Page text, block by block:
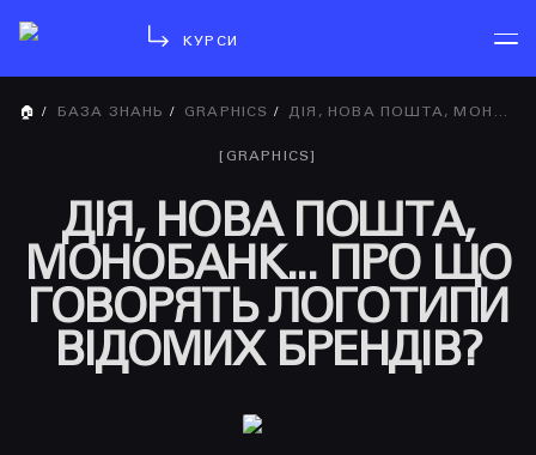
КУРСИ
🏠 / БАЗА ЗНАНЬ / GRAPHICS / ДІЯ, НОВА ПОШТА, МОНОБАНК... ПРО ЩО ГОВОРЯТЬ ЛОГОТИПИ ВІДОМИХ БРЕНДІВ?
[ GRAPHICS]
ДІЯ, НОВА ПОШТА,
МОНОБАНК... ПРО ЩО
ГОВОРЯТЬ ЛОГОТИПИ
ВІДОМИХ БРЕНДІВ?